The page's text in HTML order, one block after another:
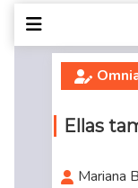
Ellas
Mariana